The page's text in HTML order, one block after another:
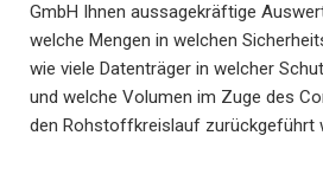
GmbH Ihnen aussagekräftige
welche Mengen in welchen
wie viele Datenträger in welcher
und welche Volumen im Zuge des
den Rohstoffkreislauf zurückgeführt